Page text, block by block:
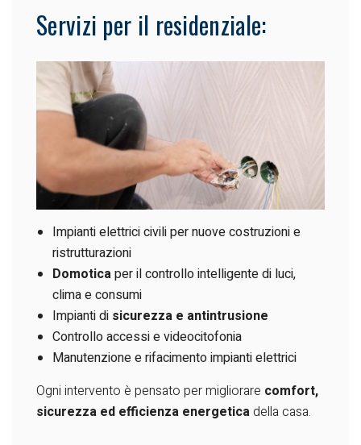
Servizi per il residenziale:
Impianti elettrici civili per nuove costruzioni e
ristrutturazioni
Domoticaper il controllo intelligente di luci,
clima e consumi
Impianti di sicurezza e antintrusione
Controllo accessi e videocitofonia
Manutenzione e rifacimento impianti elettrici
Ogni intervento è pensato per migliorare comfort,
sicurezza ed efficienza energeticadella casa.